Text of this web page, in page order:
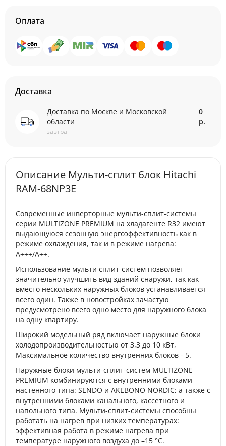
Оплата
Доставка
Доставка по Москве и Московской
области
завтра
0
р.
Описание Мульти-сплит блок Hitachi
RAM-68NP3E
Современные инверторные мульти-сплит-системы
серии MULTIZONE PREMIUM на хладагенте R32 имеют
выдающуюся сезонную энергоэффективность как в
режиме охлаждения, так и в режиме нагрева:
А+++/A++.
Использование мульти сплит-систем позволяет
значительно улучшить вид зданий снаружи, так как
вместо нескольких наружных блоков устанавливается
всего один. Также в новостройках зачастую
предусмотрено всего одно место для наружного блока
на одну квартиру.
Широкий модельный ряд включает наружные блоки
холодопроизводительностью от 3,3 до 10 кВт,
Максимальное количество внутренних блоков - 5.
Наружные блоки мульти-сплит-систем MULTIZONE
PREMIUM комбинируются с внутренними блоками
настенного типа: SENDO и AKEBONO NORDIC; а также с
внутренними блоками канального, кассетного и
напольного типа. Мульти-сплит-системы способны
работать на нагрев при низких температурах:
эффективная работа в режиме нагрева при
температуре наружного воздуха до –15 °C.